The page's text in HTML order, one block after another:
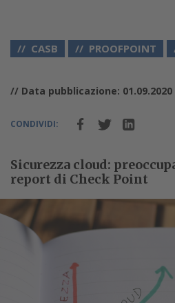
CASB PROOFPOINT
// Data pubblicazione: 01.09.2020
CONDIVIDI:
Sicurezza cloud:
report di Check Point